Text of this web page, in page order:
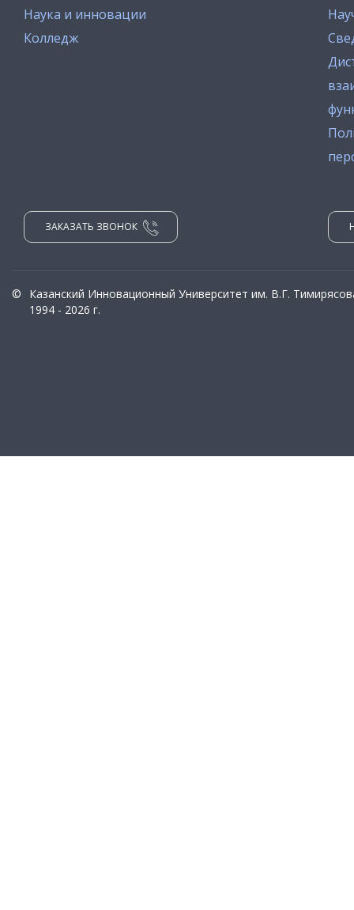
Наука и инновации
Колледж
ЗАКАЗАТЬ ЗВОНОК
©
Казанский Инновационный Университет им. В.Г.
1994 - 2026 г.